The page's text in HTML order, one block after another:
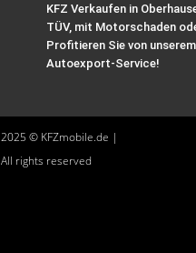
KFZ Verkaufen in
TÜV, mit Motorschaden
Profitieren Sie von
Autoexport-Service!
2025 © KFZmobile.de |
All rights reserved